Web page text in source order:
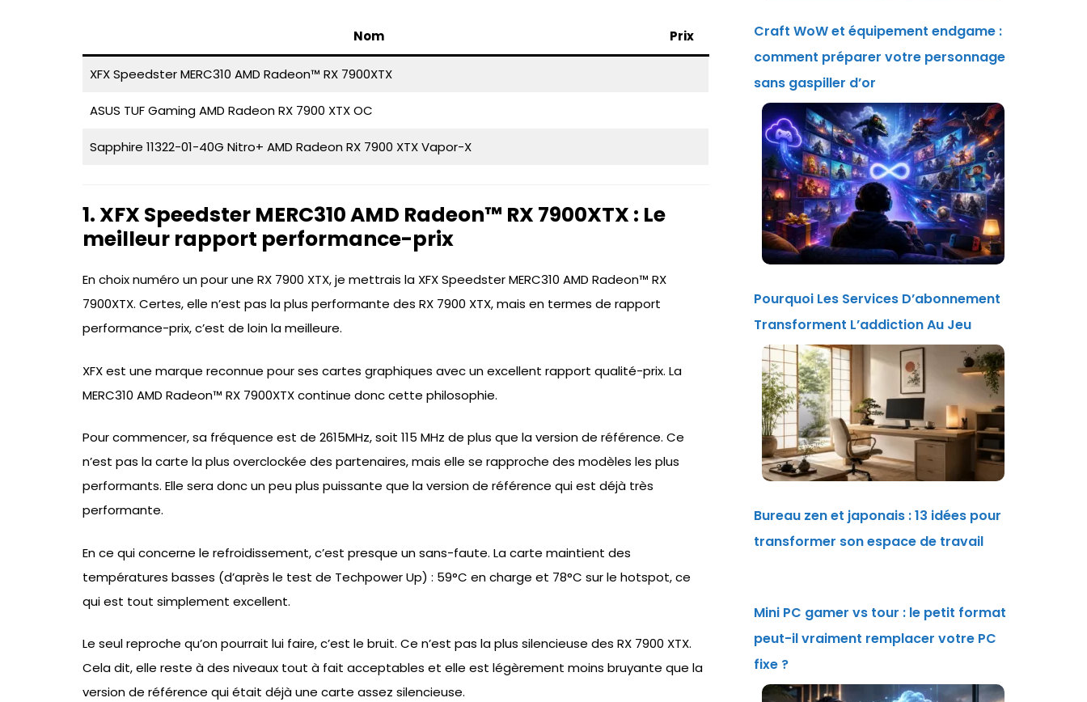
Nom Prix
XFX Speedster MERC310 AMD Radeon™ RX 7900XTX
ASUS TUF Gaming AMD Radeon RX 7900 XTX OC
Sapphire 11322-01-40G Nitro+ AMD Radeon RX 7900 XTX Vapor-X
1. XFX Speedster MERC310 AMD Radeon™ RX 7900XTX : Le
meilleur rapport performance-prix
En choix numéro un pour une RX 7900 XTX, je mettrais la XFX Speedster MERC310 AMD Radeon™ RX
7900XTX. Certes, elle n’est pas la plus performante des RX 7900 XTX, mais en termes de rapport
performance-prix, c’est de loin la meilleure.
XFX est une marque reconnue pour ses cartes graphiques avec un excellent rapport qualité-prix. La
MERC310 AMD Radeon™ RX 7900XTX continue donc cette philosophie.
Pour commencer, sa fréquence est de 2615MHz, soit 115 MHz de plus que la version de référence. Ce
n’est pas la carte la plus overclockée des partenaires, mais elle se rapproche des modèles les plus
performants. Elle sera donc un peu plus puissante que la version de référence qui est déjà très
performante.
En ce qui concerne le refroidissement, c’est presque un sans-faute. La carte maintient des
températures basses (d’après le test de Techpower Up) : 59°C en charge et 78°C sur le hotspot, ce
qui est tout simplement excellent.
Le seul reproche qu’on pourrait lui faire, c’est le bruit. Ce n’est pas la plus silencieuse des RX 7900 XTX.
Cela dit, elle reste à des niveaux tout à fait acceptables et elle est légèrement moins bruyante que la
version de référence qui était déjà une carte assez silencieuse.
Craft WoW et équipement endgame :
comment préparer votre personnage
sans gaspiller d’or
Pourquoi Les Services D’abonnement
Transforment L’addiction Au Jeu
Bureau zen et japonais : 13 idées pour
transformer son espace de travail
Mini PC gamer vs tour : le petit format
peut-il vraiment remplacer votre PC
fixe ?